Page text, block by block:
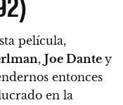
película,
, Joe Dante y
entonces
en la